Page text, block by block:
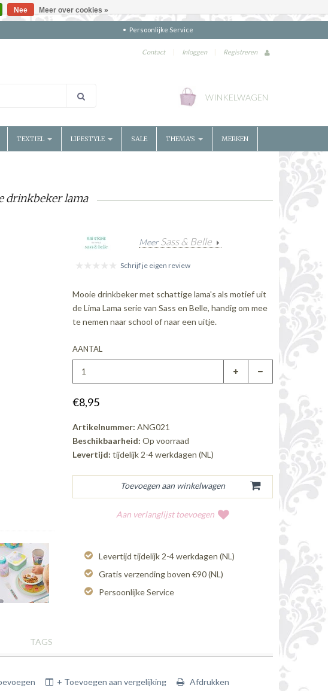
Persoonlijke Service
Contact | Inloggen | Registreren
WINKELWAGEN
TEXTIEL LIFESTYLE SALE THEMA'S MERKEN
drinkbeker lama
MeerSass & Belle
Schrijf je eigen review
Mooie drinkbeker met schattige lama's als motief uit
de Lima Lama serie van Sass en Belle, handig om mee
te nemen naar school of naar een uitje.
AANTAL
€8,95
Artikelnummer: ANG021
Beschikbaarheid: Op voorraad
Levertijd: tijdelijk 2-4 werkdagen (NL)
Aan verlanglijst toevoegen
Levertijd tijdelijk 2-4 werkdagen (NL)
Gratis verzending boven €90 (NL)
Persoonlijke Service
TAGS
+ Toevoegen aan vergelijking Afdrukken
Nee Meer over cookies »